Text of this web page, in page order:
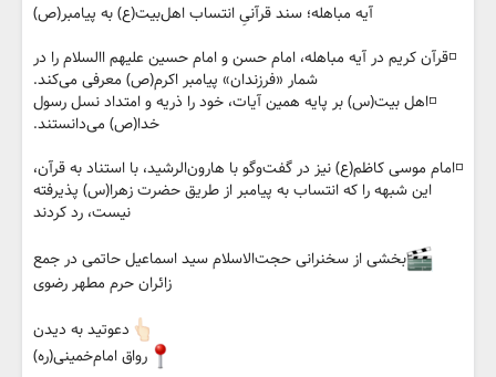
آیه مباهله؛ سند قرآنیِ انتساب اهل‌بیت(ع) به پیامبر(ص)
◽️قرآن کریم در آیه مباهله، امام حسن و امام حسین علیهم االسلام را در
شمار «فرزندان» پیامبر اکرم(ص) معرفی می‌کند.
◽️اهل بیت(س) بر پایه همین آیات، خود را ذریه و امتداد نسل رسول
خدا(ص) می‌دانستند.
◽️امام موسی کاظم(ع) نیز در گفت‌وگو با هارون‌الرشید، با استناد به قرآن،
این شبهه را که انتساب به پیامبر از طریق حضرت زهرا(س) پذیرفته
نیست، رد کردند
بخشی از سخنرانی حجت‌الاسلام سید اسماعیل حاتمی در جمع
زائران حرم مطهر رضوی
دعوتید به دیدن
رواق امام‌خمینی(ره)